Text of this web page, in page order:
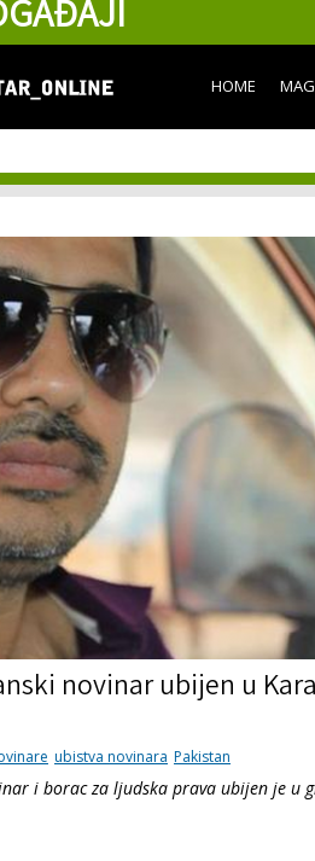
HOME
novinar ubijen u
ubistva novinara Pakistan
i borac za ljudska prava ubijen je u